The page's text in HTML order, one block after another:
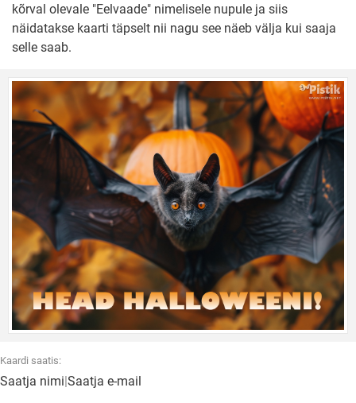
kõrval olevale "Eelvaade" nimelisele nupule ja siis
näidatakse kaarti täpselt nii nagu see näeb välja kui saaja
selle saab.
Kaardi saatis:
Saatja nimi|Saatja e-mail